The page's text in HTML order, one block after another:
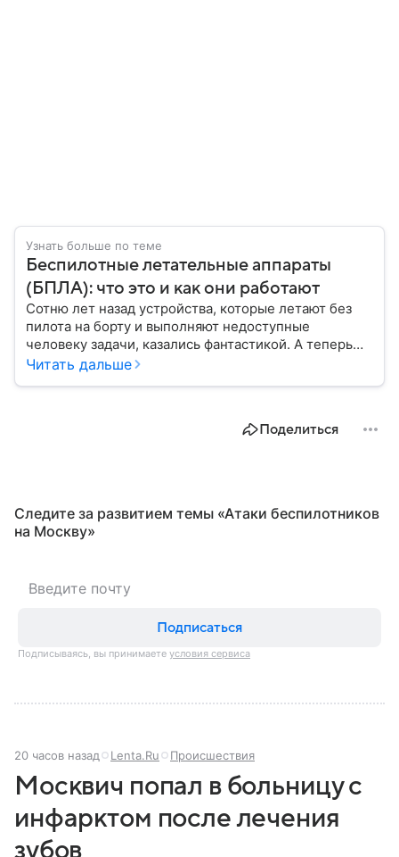
Узнать больше по теме
Беспилотные летательные аппараты
(БПЛА): что это и как они работают
Сотню лет назад устройства, которые летают без
пилота на борту и выполняют недоступные
человеку задачи, казались фантастикой. А теперь
они стали реальностью: собрали главное о
Читать дальше
Поделиться
Следите за развитием темы «Атаки беспилотников
на Москву»
Подписаться
Подписываясь, вы принимаете условия сервиса
20 часов назад Lenta.Ru Происшествия
Москвич попал в больницу с
инфарктом после лечения
зубов